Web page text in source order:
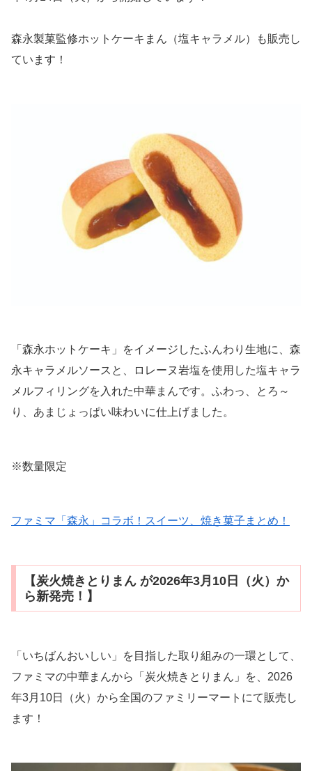
森永製菓監修ホットケーキまん（塩キャラメル）も販売し
ています！
「森永ホットケーキ」をイメージしたふんわり生地に、森
永キャラメルソースと、ロレーヌ岩塩を使用した塩キャラ
メルフィリングを入れた中華まんです。ふわっ、とろ～
り、あまじょっぱい味わいに仕上げました。
※数量限定
ファミマ「森永」コラボ！スイーツ、焼き菓子まとめ！
【炭火焼きとりまん が2026年3月10日（火）か
ら新発売！】
「いちばんおいしい」を目指した取り組みの一環として、
ファミマの中華まんから「炭火焼きとりまん」を、2026
年3月10日（火）から全国のファミリーマートにて販売し
ます！